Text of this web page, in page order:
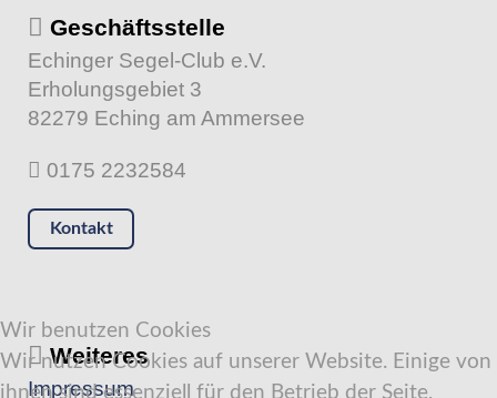
Geschäftsstelle
Echinger Segel-Club e.V.
Erholungsgebiet 3
82279 Eching am Ammersee
0175 2232584
Kontakt
Weiteres
Impressum
Wir benutzen Cookies
Wir nutzen Cookies auf unserer Website. Einige von
ihnen sind essenziell für den Betrieb der Seite,